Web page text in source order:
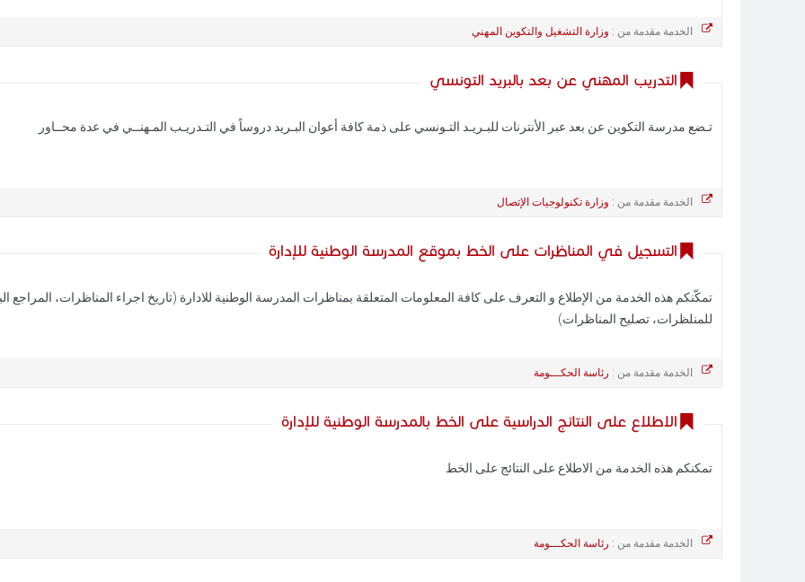
الخدمة مقدمة من : وزارة التشغيل والتكوين المهني
التدريب المهني عن بعد بالبريد التونسي
تـضع مدرسة التكوين عن بعد عبر الأنترنات للبـريـد التـونسي على ذمة كافة أعوان البـريد دروساً في التـدريـب المـهنــي في عدة محــاور
الخدمة مقدمة من : وزارة تكنولوجيات الإتصال
التسجيل في المناظرات على الخط بموقع المدرسة الوطنية للإدارة
تمكّنكم هذه الخدمة من الإطلاع و التعرف على كافة المعلومات المتعلقة بمناظرات المدرسة الوطنية للادارة (تاريخ اجراء المناظرات، المراجع
للمنلظرات، تصليح المناظرات)
الخدمة مقدمة من : رئاسة الحكـــومة
الاطلاع على النتائج الدراسية على الخط بالمدرسة الوطنية للإدارة
تمكنكم هذه الخدمة من الاطلاع على النتائج على الخط
الخدمة مقدمة من : رئاسة الحكـــومة